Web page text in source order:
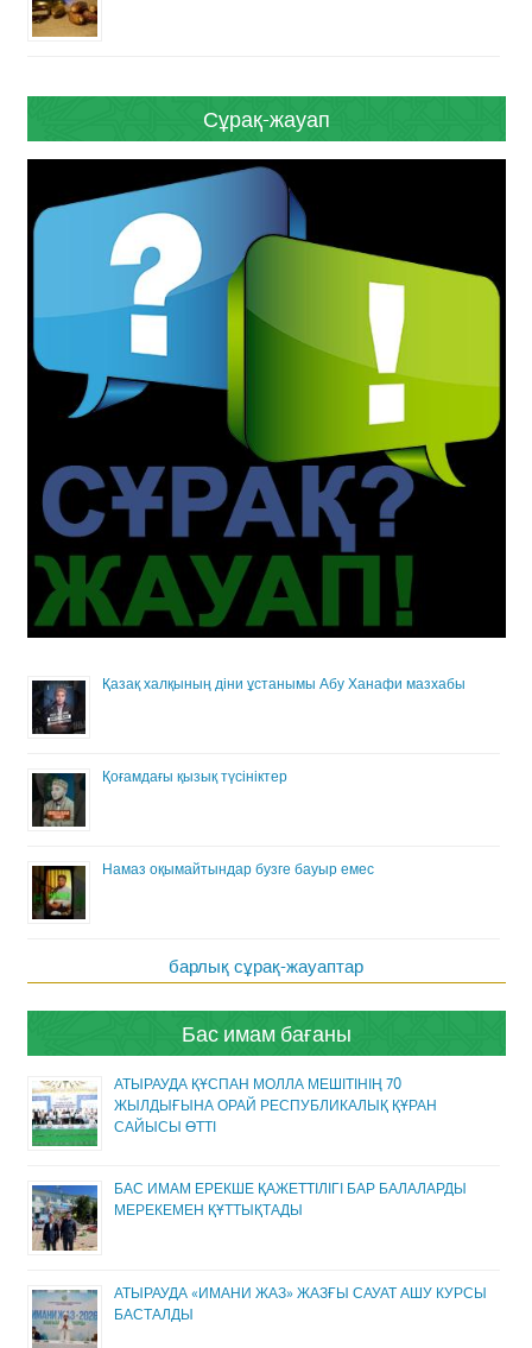
Сұрақ-жауап
Қазақ халқының діни ұстанымы Абу Ханафи мазхабы
Қоғамдағы қызық түсініктер
Намаз оқымайтындар бузге бауыр емес
барлық сұрақ-жауаптар
Бас имам бағаны
АТЫРАУДА ҚҰСПАН МОЛЛА МЕШІТІНІҢ 70
ЖЫЛДЫҒЫНА ОРАЙ РЕСПУБЛИКАЛЫҚ ҚҰРАН
САЙЫСЫ ӨТТІ
БАС ИМАМ ЕРЕКШЕ ҚАЖЕТТІЛІГІ БАР БАЛАЛАРДЫ
МЕРЕКЕМЕН ҚҰТТЫҚТАДЫ
АТЫРАУДА «ИМАНИ ЖАЗ» ЖАЗҒЫ САУАТ АШУ КУРСЫ
БАСТАЛДЫ